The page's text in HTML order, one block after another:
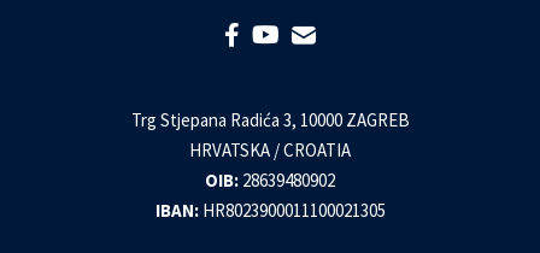
Trg Stjepana Radića 3, 10000 ZAGREB
HRVATSKA / CROATIA
OIB: 28639480902
IBAN: HR8023900011100021305